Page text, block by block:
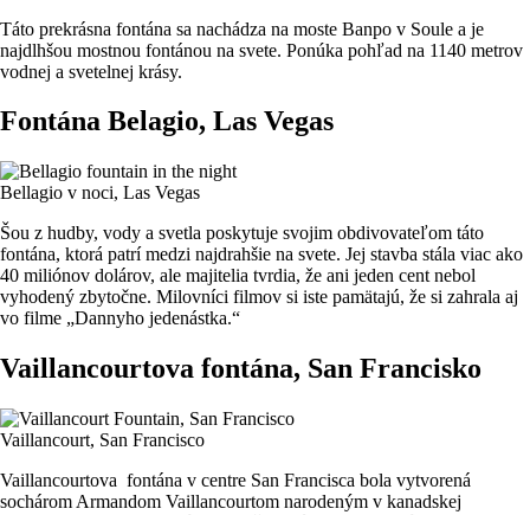
Táto prekrásna fontána sa nachádza na moste Banpo v Soule a je
najdlhšou mostnou fontánou na svete. Ponúka pohľad na 1140 metrov
vodnej a svetelnej krásy.
Fontána Belagio, Las Vegas
Bellagio v noci, Las Vegas
Šou z hudby, vody a svetla poskytuje svojim obdivovateľom táto
fontána, ktorá patrí medzi najdrahšie na svete. Jej stavba stála viac ako
40 miliónov dolárov, ale majitelia tvrdia, že ani jeden cent nebol
vyhodený zbytočne. Milovníci filmov si iste pamätajú, že si zahrala aj
vo filme „Dannyho jedenástka.“
Vaillancourtova fontána, San Francisko
Vaillancourt, San Francisco
Vaillancourtova fontána v centre San Francisca bola vytvorená
sochárom Armandom Vaillancourtom narodeným v kanadskej